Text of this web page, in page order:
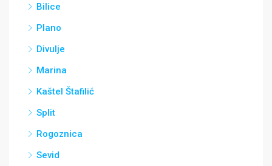
Bilice
Plano
Divulje
Marina
Kaštel Štafilić
Split
Rogoznica
Sevid